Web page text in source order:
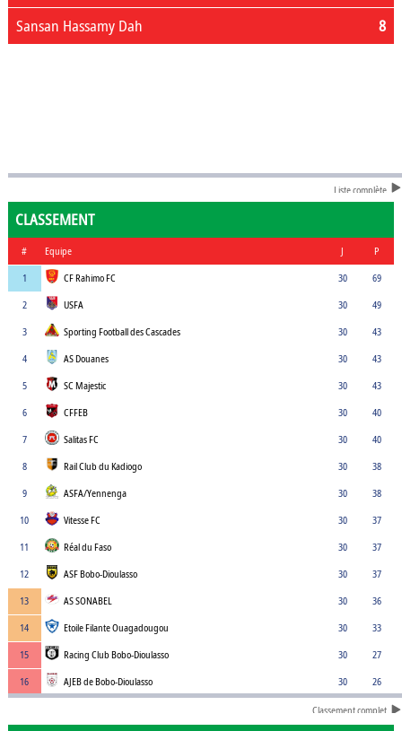
8
Sansan Hassamy Dah
Liste complète
CLASSEMENT
# Equipe J
P
1
CF Rahimo FC 30
69
2
USFA 30
49
3
Sporting Football des Cascades 30
43
4
AS Douanes 30
43
5
SC Majestic 30
43
6
CFFEB 30
40
7
Salitas FC 30
40
8
Rail Club du Kadiogo 30
38
9
ASFA/Yennenga 30
38
10
Vitesse FC 30
37
11
Réal du Faso 30
37
12
ASF Bobo-Dioulasso 30
37
13
AS SONABEL 30
36
14
Etoile Filante Ouagadougou 30
33
15
Racing Club Bobo-Dioulasso 30
27
16
AJEB de Bobo-Dioulasso 30 26
Classement complet